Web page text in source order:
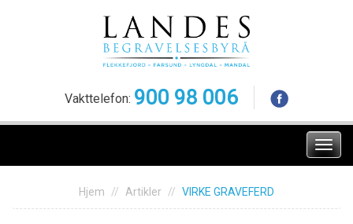
Vakttelefon: 900 98 006
Meny
Hjem Artikler VIRKE GRAVEFERD